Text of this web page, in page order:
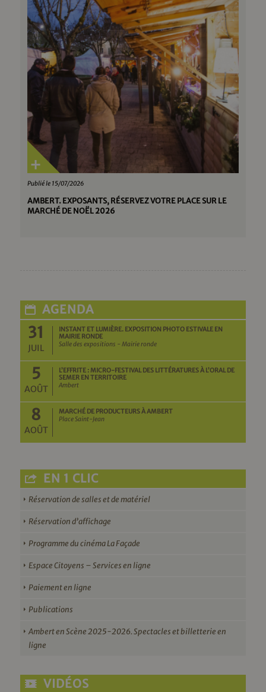
Publié le 15/07/2026
AMBERT. EXPOSANTS, RÉSERVEZ VOTRE PLACE SUR LE
MARCHÉ DE NOËL 2026
AGENDA
31
JUIL
INSTANT ET LUMIÈRE. EXPOSITION PHOTO ESTIVALE EN
MAIRIE RONDE
Salle des expositions - Mairie ronde
5
AOÛT
L’EFFRITE : MICRO-FESTIVAL DES LITTÉRATURES À L’ORAL DE
SEMER EN TERRITOIRE
Ambert
8
AOÛT
MARCHÉ DE PRODUCTEURS À AMBERT
Place Saint-Jean
EN 1 CLIC
Réservation de salles et de matériel
Réservation d’affichage
Programme du cinéma La Façade
Espace Citoyens – Services en ligne
Paiement en ligne
Publications
Ambert en Scène 2025-2026. Spectacles et billetterie en
ligne
VIDÉOS